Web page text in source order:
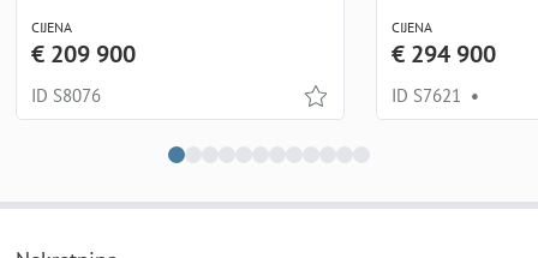
CIJENA
€ 209 900
ID S8076
CIJENA
€ 294 900
ID S7621 •